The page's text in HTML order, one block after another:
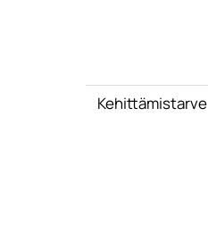
Kehittämistarve